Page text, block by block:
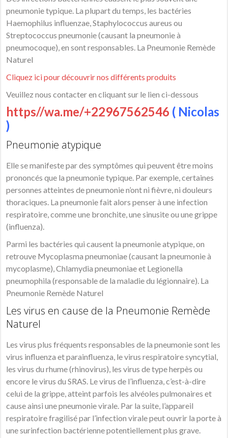
pneumonie typique. La plupart du temps, les bactéries
Haemophilus influenzae, Staphylococcus aureus ou
Streptococcus pneumonie (causant la pneumonie à
pneumocoque), en sont responsables. La Pneumonie Remède
Naturel
Cliquez ici pour découvrir nos différents produits
Veuillez nous contacter en cliquant sur le lien ci-dessous
https//wa.me/+22967562546 ( Nicolas
)
Pneumonie atypique
Elle se manifeste par des symptômes qui peuvent être moins
prononcés que la pneumonie typique. Par exemple, certaines
personnes atteintes de pneumonie n’ont ni fièvre, ni douleurs
thoraciques. La pneumonie fait alors penser à une infection
respiratoire, comme une bronchite, une sinusite ou une grippe
(influenza).
Parmi les bactéries qui causent la pneumonie atypique, on
retrouve Mycoplasma pneumoniae (causant la pneumonie à
mycoplasme), Chlamydia pneumoniae et Legionella
pneumophila (responsable de la maladie du légionnaire). La
Pneumonie Remède Naturel
Les virus en cause de la Pneumonie Remède
Naturel
Les virus plus fréquents responsables de la pneumonie sont les
virus influenza et parainfluenza, le virus respiratoire syncytial,
les virus du rhume (rhinovirus), les virus de type herpès ou
encore le virus du SRAS. Le virus de l’influenza, c’est-à-dire
celui de la grippe, atteint parfois les alvéoles pulmonaires et
cause ainsi une pneumonie virale. Par la suite, l’appareil
respiratoire fragilisé par l’infection virale peut ouvrir la porte à
une surinfection bactérienne potentiellement plus grave.